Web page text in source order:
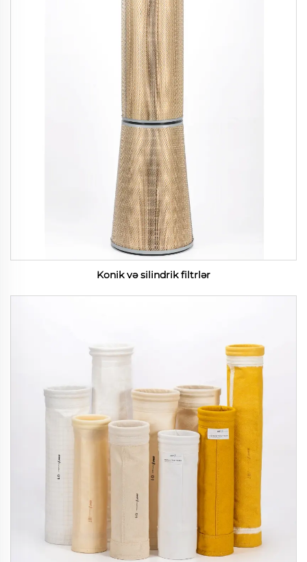
Konik və silindrik filtrlər